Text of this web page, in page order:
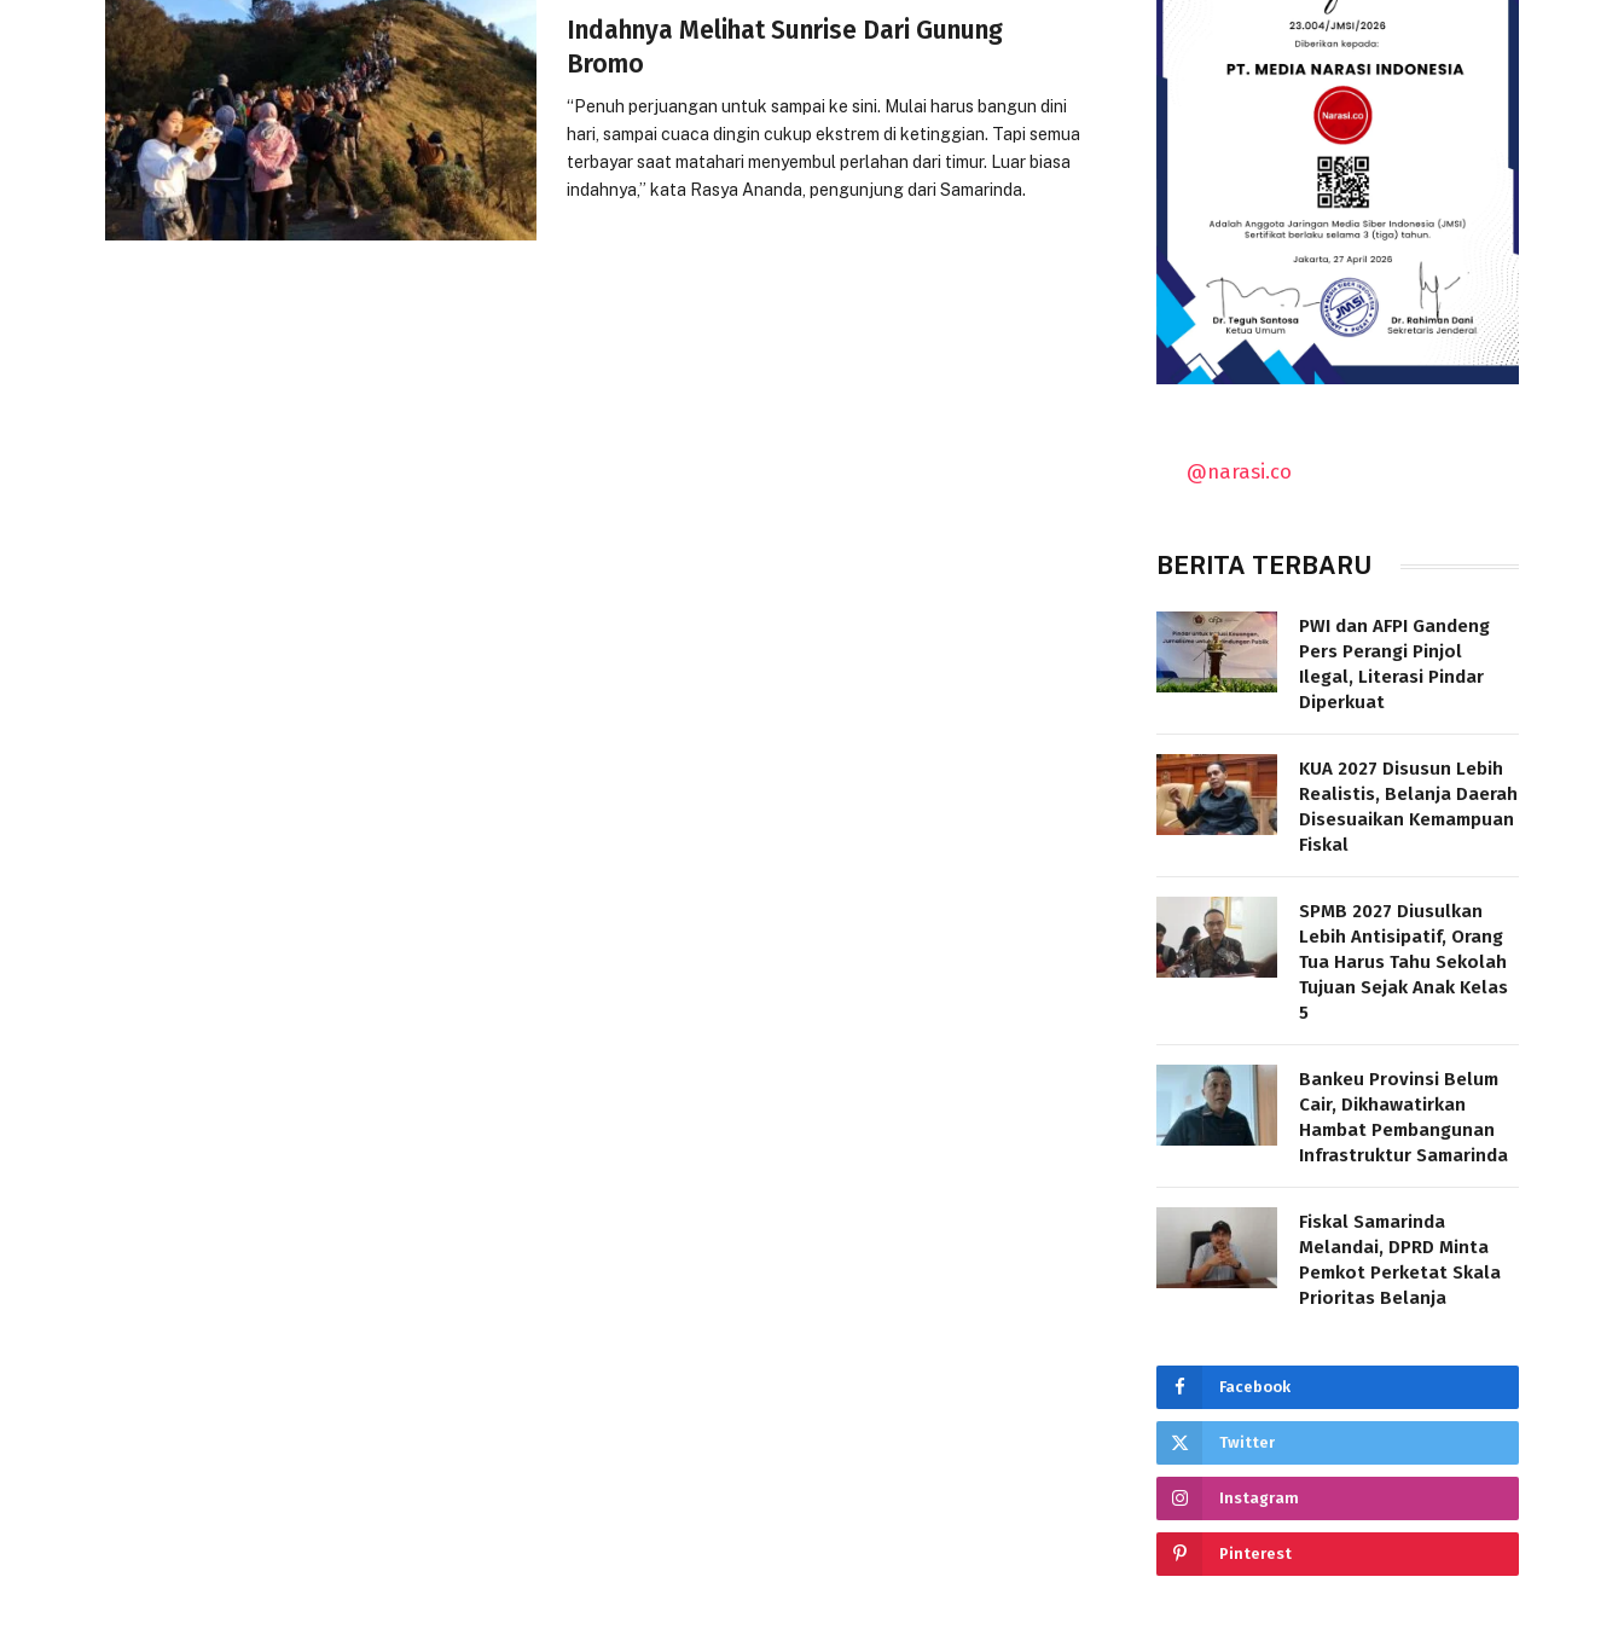
Indahnya Melihat Sunrise Dari Gunung
Bromo
“Penuh perjuangan untuk sampai ke sini. Mulai harus bangun dini
hari, sampai cuaca dingin cukup ekstrem di ketinggian. Tapi semua
terbayar saat matahari menyembul perlahan dari timur. Luar biasa
indahnya,” kata Rasya Ananda, pengunjung dari Samarinda.
@narasi.co
BERITA TERBARU
PWI dan AFPI Gandeng
Pers Perangi Pinjol
Ilegal, Literasi Pindar
Diperkuat
KUA 2027 Disusun Lebih
Realistis, Belanja Daerah
Disesuaikan Kemampuan
Fiskal
SPMB 2027 Diusulkan
Lebih Antisipatif, Orang
Tua Harus Tahu Sekolah
Tujuan Sejak Anak Kelas
5
Bankeu Provinsi Belum
Cair, Dikhawatirkan
Hambat Pembangunan
Infrastruktur Samarinda
Fiskal Samarinda
Melandai, DPRD Minta
Pemkot Perketat Skala
Prioritas Belanja
Facebook
Twitter
Instagram
Pinterest